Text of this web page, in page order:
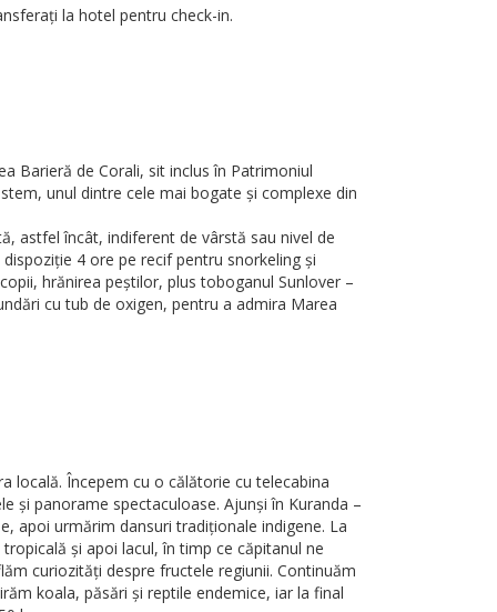
la hotel pentru check-in.
Barieră de Corali, sit inclus în Patrimoniul
unul dintre cele mai bogate și complexe din
astfel încât, indiferent de vârstă sau nivel de
4 ore pe recif pentru snorkeling și
hrănirea peștilor, plus toboganul Sunlover –
cu tub de oxigen, pentru a admira Marea
locală. Începem cu o călătorie cu telecabina
și panorame spectaculoase. Ajunși în Kuranda –
apoi urmărim dansuri tradiționale indigene. La
și apoi lacul, în timp ce căpitanul ne
curiozități despre fructele regiunii. Continuăm
koala, păsări și reptile endemice, iar la final